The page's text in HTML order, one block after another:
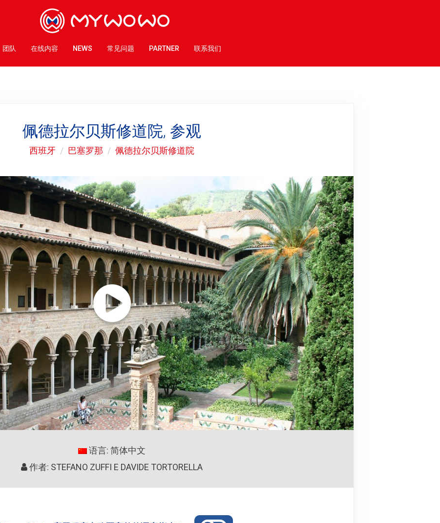
团队 在线内容 NEWS 常见问题 PARTNER 联系我们
佩德拉尔贝斯修道院, 参观
西班牙 巴塞罗那 佩德拉尔贝斯修道院
语言: 简体中文
作者: STEFANO ZUFFI E DAVIDE TORTORELLA